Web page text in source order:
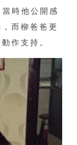
時他公開感
而柳爸爸更
作支持。